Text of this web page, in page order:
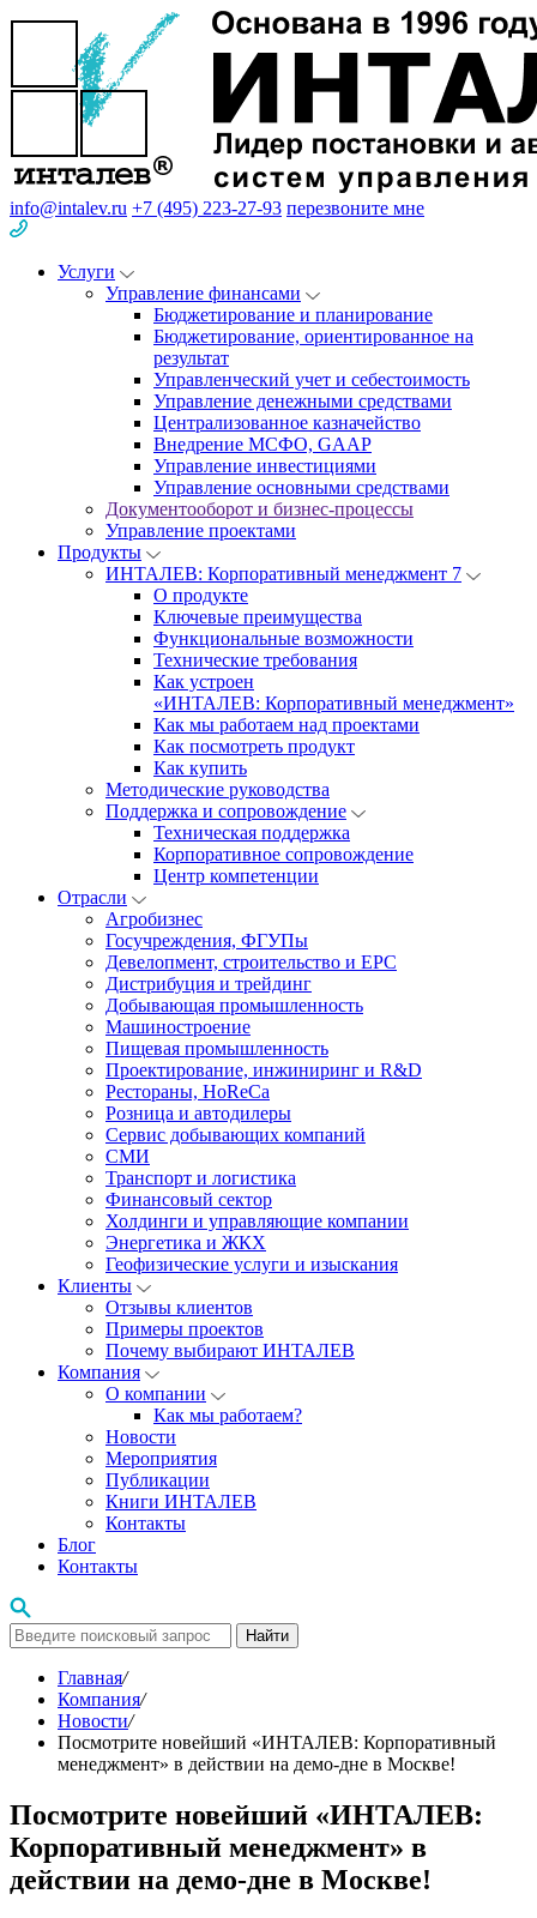
info@intalev.ru +7 (495) 223-27-93 перезвоните мне
Услуги
Управление финансами
Бюджетирование и планирование
Бюджетирование, ориентированное на
результат
Управленческий учет и себестоимость
Управление денежными средствами
Централизованное казначейство
Внедрение МСФО, GAAP
Управление инвестициями
Управление основными средствами
Документооборот и бизнес-процессы
Управление проектами
Продукты
ИНТАЛЕВ: Корпоративный менеджмент 7
О продукте
Ключевые преимущества
Функциональные возможности
Технические требования
Как устроен
«ИНТАЛЕВ: Корпоративный менеджмент»
Как мы работаем над проектами
Как посмотреть продукт
Как купить
Методические руководства
Поддержка и сопровождение
Техническая поддержка
Корпоративное сопровождение
Центр компетенции
Отрасли
Агробизнес
Госучреждения, ФГУПы
Девелопмент, строительство и EPC
Дистрибуция и трейдинг
Добывающая промышленность
Машиностроение
Пищевая промышленность
Проектирование, инжиниринг и R&D
Рестораны, HoReCa
Розница и автодилеры
Сервис добывающих компаний
СМИ
Транспорт и логистика
Финансовый сектор
Холдинги и управляющие компании
Энергетика и ЖКХ
Геофизические услуги и изыскания
Клиенты
Отзывы клиентов
Примеры проектов
Почему выбирают ИНТАЛЕВ
Компания
О компании
Как мы работаем?
Новости
Мероприятия
Публикации
Книги ИНТАЛЕВ
Контакты
Блог
Контакты
Найти
Главная/
Компания/
Новости/
Посмотрите новейший «ИНТАЛЕВ: Корпоративный
менеджмент» в действии на демо-дне в Москве!
Посмотрите новейший «ИНТАЛЕВ:
Корпоративный менеджмент» в
действии на демо-дне в Москве!